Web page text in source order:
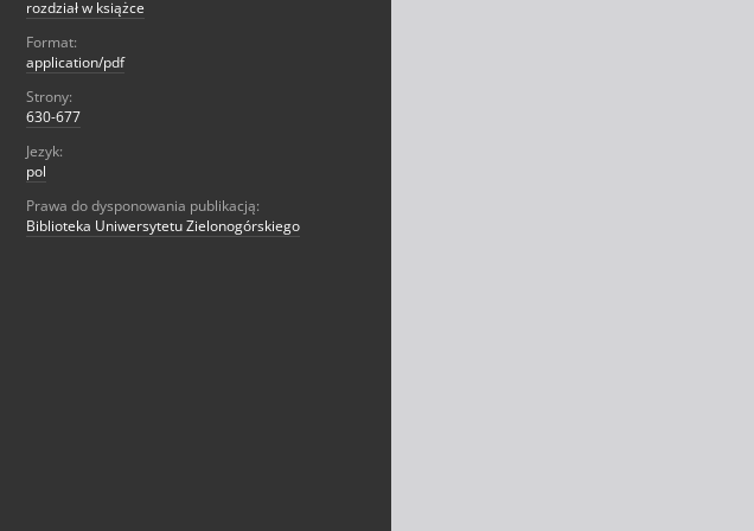
rozdział w książce
Format:
application/pdf
Strony:
630-677
Jezyk:
pol
Prawa do dysponowania publikacją:
Biblioteka Uniwersytetu Zielonogórskiego